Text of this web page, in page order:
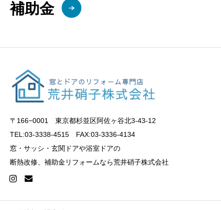
補助金
〒166−0001 東京都杉並区阿佐ヶ谷北3-43-12
TEL:03-3338-4515 FAX:03-3336-4134
窓・サッシ・玄関ドアや浴室ドアの
断熱改修、補助金リフォームなら荒井硝子株式会社